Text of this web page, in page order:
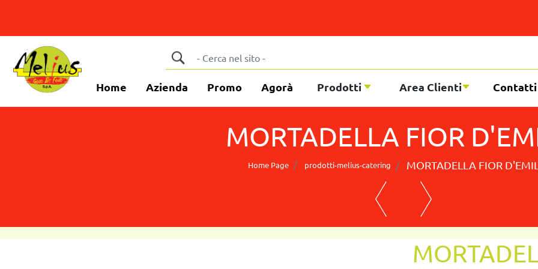
Home Azienda Promo Agorà Prodotti Area Clienti Contatti
MORTADELLA FIOR
Home Page prodotti-melius-catering MORTADELLA FIOR